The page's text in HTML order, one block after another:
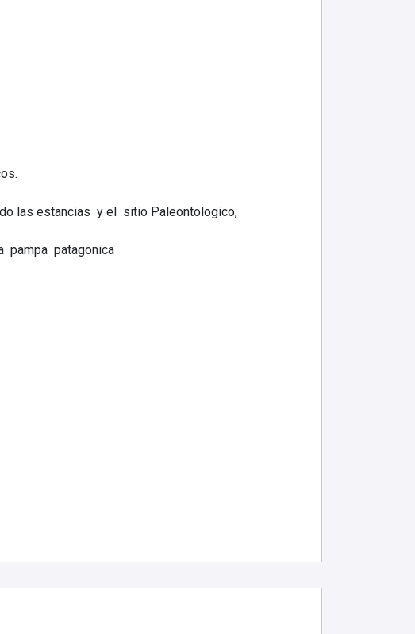
las estancias y el sitio Paleontologico,
pampa patagonica